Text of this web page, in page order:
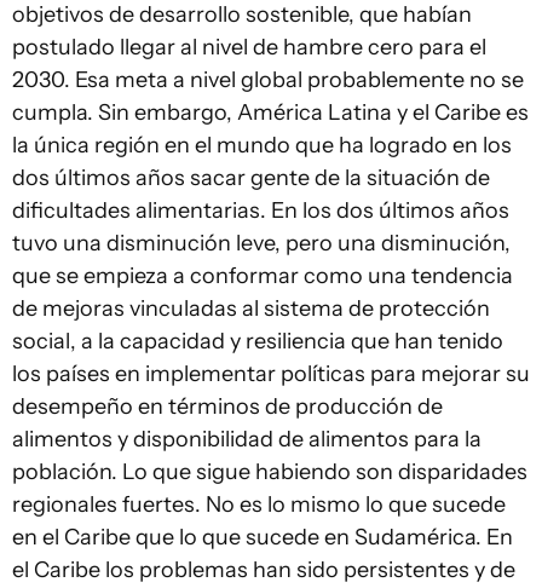
objetivos de desarrollo sostenible, que habían
postulado llegar al nivel de hambre cero para el
2030. Esa meta a nivel global probablemente no se
cumpla. Sin embargo, América Latina y el Caribe es
la única región en el mundo que ha logrado en los
dos últimos años sacar gente de la situación de
dificultades alimentarias. En los dos últimos años
tuvo una disminución leve, pero una disminución,
que se empieza a conformar como una tendencia
de mejoras vinculadas al sistema de protección
social, a la capacidad y resiliencia que han tenido
los países en implementar políticas para mejorar su
desempeño en términos de producción de
alimentos y disponibilidad de alimentos para la
población. Lo que sigue habiendo son disparidades
regionales fuertes. No es lo mismo lo que sucede
en el Caribe que lo que sucede en Sudamérica. En
el Caribe los problemas han sido persistentes y de